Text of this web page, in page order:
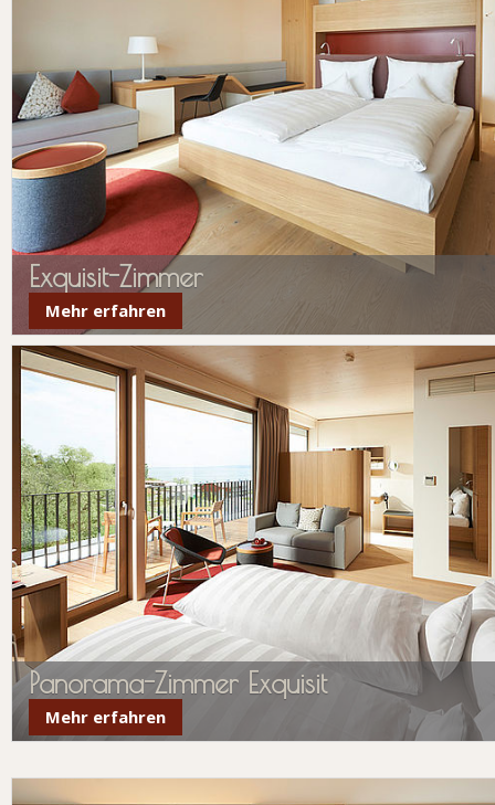
Exquisit-Zimmer
Mehr erfahren
Panorama-Zimmer Exquisit
Mehr erfahren